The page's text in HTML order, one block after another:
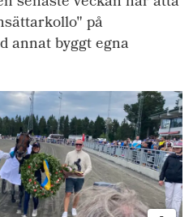
på
annat byggt egna